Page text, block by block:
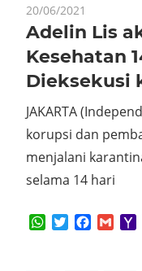
20/06/2021
Adelin Lis
Kesehatan
Dieksekusi
JAKARTA
korupsi dan
menjalani
selama 14 hari
WhatsApp
Twitter